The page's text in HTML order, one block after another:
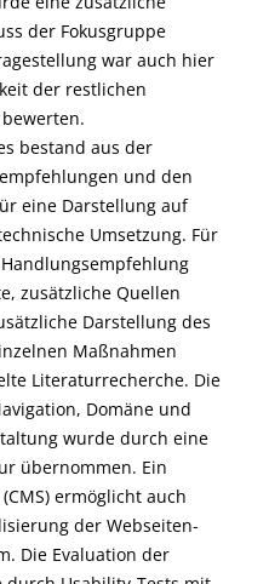
der Fokusgruppe
war auch hier
der restlichen
bestand aus der
und den
eine Darstellung auf
Umsetzung. Für
zusätzliche Quellen
Darstellung des
Maßnahmen
Literaturrecherche. Die
Domäne und
wurde durch eine
übernommen. Ein
ermöglicht auch
der Webseiten-
Die Evaluation der